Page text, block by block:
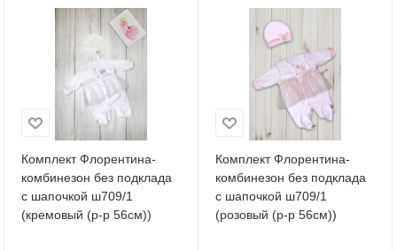
Комплект Флорентина-
комбинезон без подклада
с шапочкой ш709/1
(кремовый (р-р 56см))
Комплект Флорентина-
комбинезон без подклада
с шапочкой ш709/1
(розовый (р-р 56см))